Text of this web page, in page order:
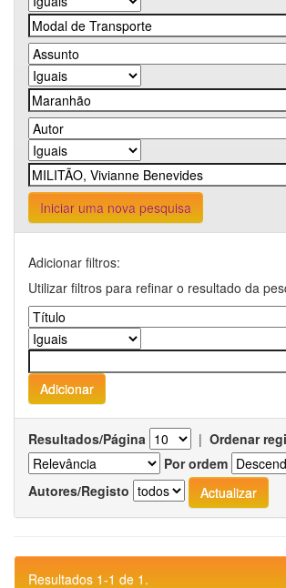
Iniciar uma nova pesquisa
Adicionar filtros:
Utilizar filtros para refinar o resultado da
Resultados/Página | Ordenar
Por ordem
Autores/Registo
Resultados 1-1 de 1.